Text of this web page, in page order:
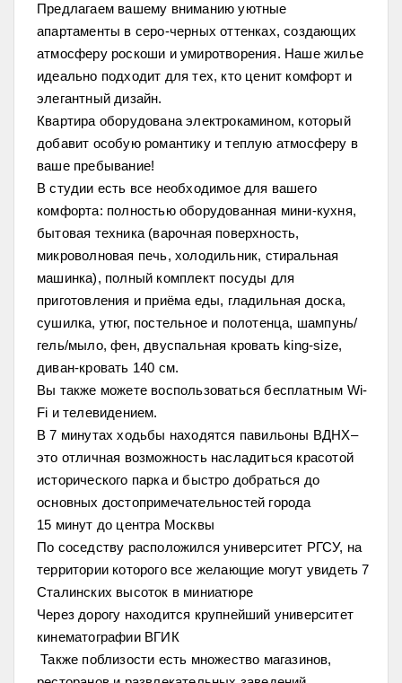
Предлагаем вашему вниманию уютные
апартаменты в серо-черных оттенках, создающих
атмосферу роскоши и умиротворения. Наше жилье
идеально подходит для тех, кто ценит комфорт и
элегантный дизайн.
Квартира оборудована электрокамином, который
добавит особую романтику и теплую атмосферу в
ваше пребывание!
В студии есть все необходимое для вашего
комфорта: полностью оборудованная мини-кухня,
бытовая техника (варочная поверхность,
микроволновая печь, холодильник, стиральная
машинка), полный комплект посуды для
приготовления и приёма еды, гладильная доска,
сушилка, утюг, постельное и полотенца, шампунь/
гель/мыло, фен, двуспальная кровать king-size,
диван-кровать 140 см.
Вы также можете воспользоваться бесплатным Wi-
Fi и телевидением.
В 7 минутах ходьбы находятся павильоны ВДНХ–
это отличная возможность насладиться красотой
исторического парка и быстро добраться до
основных достопримечательностей города
15 минут до центра Москвы
По соседству расположился университет РГСУ, на
территории которого все желающие могут увидеть 7
Сталинских высоток в миниатюре
Через дорогу находится крупнейший университет
кинематографии ВГИК
Также поблизости есть множество магазинов,